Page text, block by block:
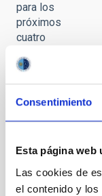
Consentimiento
Esta página web
Las cookies de
el contenido y
para los
próximos
cuatro
Aprobado
el Plan
Estratégico
del IAC